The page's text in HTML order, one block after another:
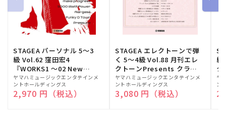
STAGEA パーソナル 5～3
級 Vol.62 窪田宏4
『WORKS1 ～02 New
edition～』
販
売
元:
ヤマハミュージックエンタテインメ
ントホールディングス
通常価格
2,970 円（税込）
STAGEA エレクトーンで弾
く 5～4級 Vol.88 月刊エレ
クトーンPresents クラシ
ック名曲集
販
売
元:
ヤマハミュージックエンタテインメ
ントホールディングス
通常価格
3,080 円（税込）
級
ク
販
売
元:
ヤ
ン